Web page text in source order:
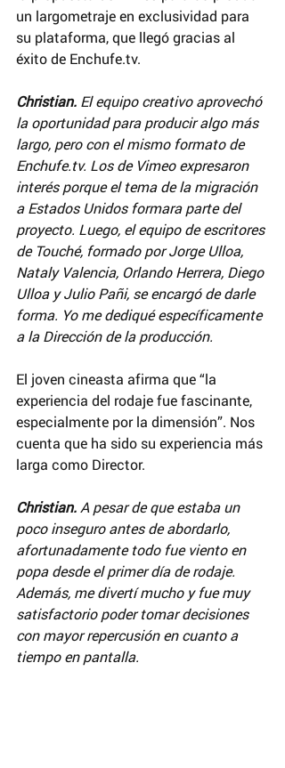
un largometraje en exclusividad para
su plataforma, que llegó gracias al
éxito de Enchufe.tv.
Christian. El equipo creativo aprovechó
la oportunidad para producir algo más
largo, pero con el mismo formato de
Enchufe.tv. Los de Vimeo expresaron
interés porque el tema de la migración
a Estados Unidos formara parte del
proyecto. Luego, el equipo de escritores
de Touché, formado por Jorge Ulloa,
Nataly Valencia, Orlando Herrera, Diego
Ulloa y Julio Pañi, se encargó de darle
forma. Yo me dediqué específicamente
a la Dirección de la producción.
El joven cineasta afirma que “la
experiencia del rodaje fue fascinante,
especialmente por la dimensión”. Nos
cuenta que ha sido su experiencia más
larga como Director.
Christian. A pesar de que estaba un
poco inseguro antes de abordarlo,
afortunadamente todo fue viento en
popa desde el primer día de rodaje.
Además, me divertí mucho y fue muy
satisfactorio poder tomar decisiones
con mayor repercusión en cuanto a
tiempo en pantalla.